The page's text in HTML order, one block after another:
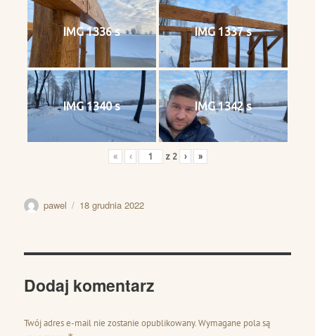
IMG 1336 s IMG 1337 s
IMG 1340 s IMG 1342 s
« ‹ z 2 › »
Autor
pawel
Data
18 grudnia 2022
Dodaj komentarz
Twój adres e-mail nie zostanie opublikowany. Wymagane pola są